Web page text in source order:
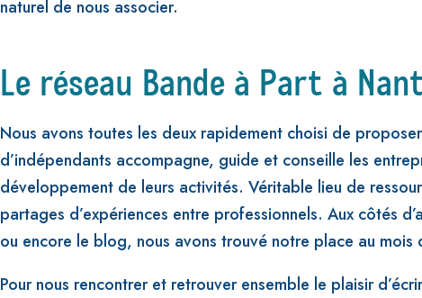
naturel de nous associer.
Le réseau Bande à Part à
Nous avons toutes les deux rapidement choisi de
d’indépendants accompagne, guide et conseille les
développement de leurs activités. Véritable lieu de
partages d’expériences entre professionnels. Aux côtés
ou encore le blog, nous avons trouvé notre place au mois
Pour nous rencontrer et retrouver ensemble le plaisir